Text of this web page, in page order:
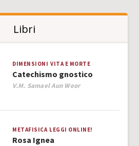
Libri
DIMENSIONI VITA E MORTE
Catechismo gnostico
Author
V.M. Samael Aun Weor
METAFISICA LEGGI ONLINE!
Rosa Ignea